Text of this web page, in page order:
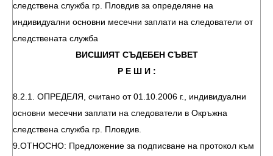
следствена служба гр. Пловдив за определяне на
индивидуални основни месечни заплати на следователи от
следствената служба
ВИСШИЯТ СЪДЕБЕН СЪВЕТ
Р Е Ш И :
8.2.1. ОПРЕДЕЛЯ, считано от 01.10.2006 г., индивидуални
основни месечни заплати на следователи в Окръжна
следствена служба гр. Пловдив.
9.ОТНОСНО: Предложение за подписване на протокол към